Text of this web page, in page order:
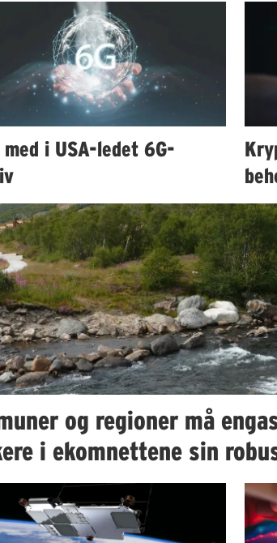
med i USA-ledet 6G-
og regioner må
i ekomnettene sin